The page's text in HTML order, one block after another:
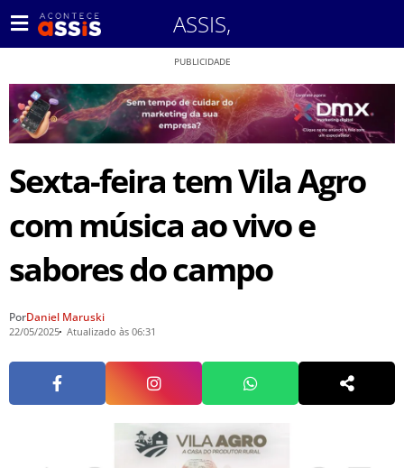
ASSIS,
PUBLICIDADE
Sexta-feira tem Vila Agro
com música ao vivo e
sabores do campo
PorDaniel Maruski
22/05/2025 Atualizado às 06:31